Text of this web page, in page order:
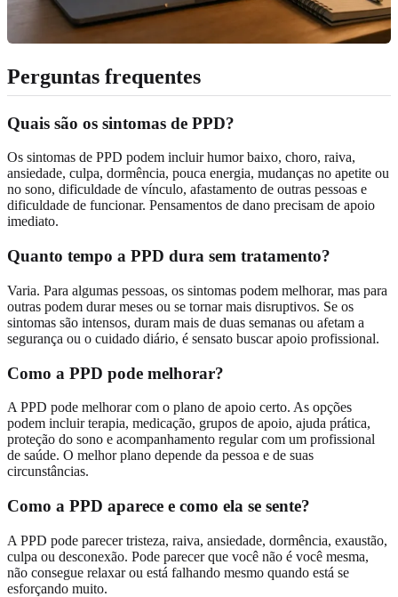
Perguntas frequentes
Quais são os sintomas de PPD?
Os sintomas de PPD podem incluir humor baixo, choro, raiva,
ansiedade, culpa, dormência, pouca energia, mudanças no apetite ou
no sono, dificuldade de vínculo, afastamento de outras pessoas e
dificuldade de funcionar. Pensamentos de dano precisam de apoio
imediato.
Quanto tempo a PPD dura sem tratamento?
Varia. Para algumas pessoas, os sintomas podem melhorar, mas para
outras podem durar meses ou se tornar mais disruptivos. Se os
sintomas são intensos, duram mais de duas semanas ou afetam a
segurança ou o cuidado diário, é sensato buscar apoio profissional.
Como a PPD pode melhorar?
A PPD pode melhorar com o plano de apoio certo. As opções
podem incluir terapia, medicação, grupos de apoio, ajuda prática,
proteção do sono e acompanhamento regular com um profissional
de saúde. O melhor plano depende da pessoa e de suas
circunstâncias.
Como a PPD aparece e como ela se sente?
A PPD pode parecer tristeza, raiva, ansiedade, dormência, exaustão,
culpa ou desconexão. Pode parecer que você não é você mesma,
não consegue relaxar ou está falhando mesmo quando está se
esforçando muito.